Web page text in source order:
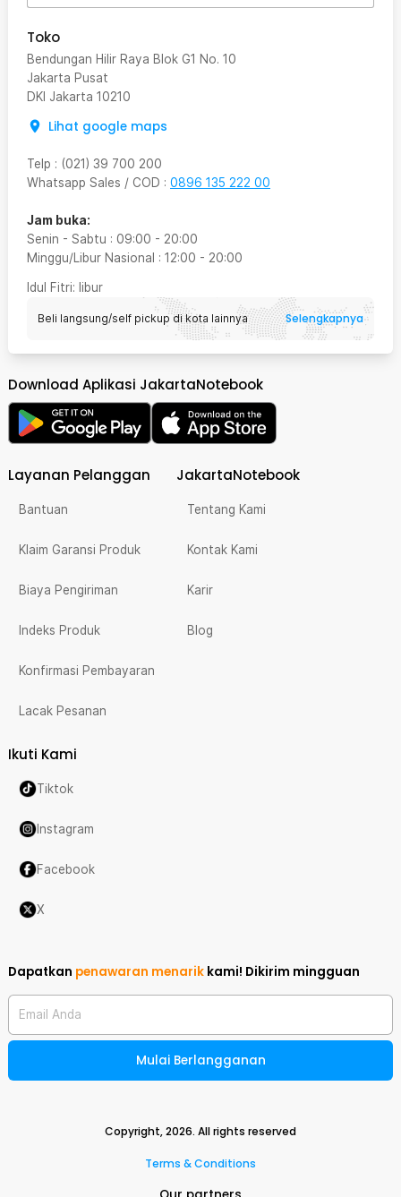
Toko
Bendungan Hilir Raya Blok G1 No. 10
Jakarta Pusat
DKI Jakarta 10210
Lihat google maps
Telp : (021) 39 700 200
Whatsapp Sales / COD : 0896 135 222 00
Jam buka:
Senin - Sabtu : 09:00 - 20:00
Minggu/Libur Nasional : 12:00 - 20:00
Idul Fitri: libur
Beli langsung/self pickup di kota lainnya Selengkapnya
Download Aplikasi JakartaNotebook
Layanan Pelanggan
Bantuan
Klaim Garansi Produk
Biaya Pengiriman
Indeks Produk
Konfirmasi Pembayaran
Lacak Pesanan
JakartaNotebook
Tentang Kami
Kontak Kami
Karir
Blog
Ikuti Kami
Tiktok
Instagram
Facebook
X
Dapatkan penawaran menarik kami! Dikirim mingguan
Email Anda
Mulai Berlangganan
Copyright,2026. All rights reserved
Terms & Conditions